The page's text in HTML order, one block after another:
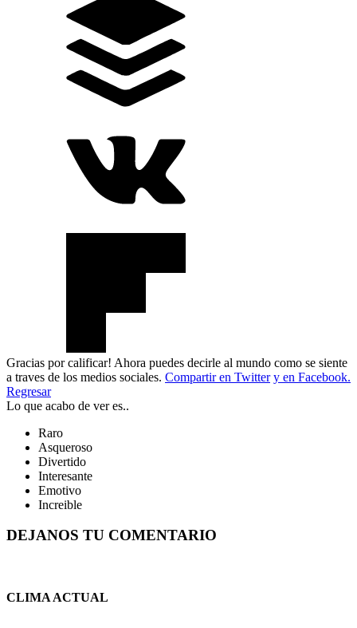
Gracias por calificar! Ahora puedes decirle al mundo como se siente
a traves de los medios sociales. Compartir en Twitter y en Facebook.
Regresar
Lo que acabo de ver es..
Raro
Asqueroso
Divertido
Interesante
Emotivo
Increible
DEJANOS TU COMENTARIO
CLIMA ACTUAL